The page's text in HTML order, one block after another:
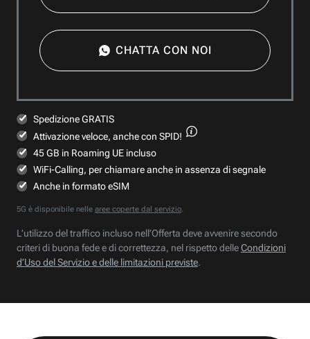
CHATTA CON NOI
Spedizione GRATIS
Attivazione veloce, anche con SPID!
45 GB in Roaming UE incluso
WiFi-Calling, per chiamare anche in assenza di segnale
Anche in formato eSIM
5G è disponibile nelle aree coperte dal servizio.
L’utilizzo del traffico incluso nell’Offerta deve avvenire secondo
criteri di buona fede e di correttezza, nel rispetto delleCondizioni
d’Uso del Servizio e delle limitazioni previste.